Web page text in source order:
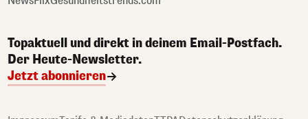
Topaktuell und direkt in deinem Email-Postfach.
Der Heute-Newsletter.
Jetzt abonnieren